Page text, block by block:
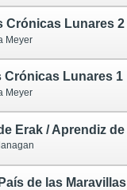
Crónicas Lunares 2
Meyer
Crónicas Lunares 1
Meyer
Erak / Aprendiz
de las